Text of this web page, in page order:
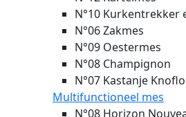
N°10 Kurkentrekker
N°06 Zakmes
N°09 Oestermes
N°08 Champignon
N°07 Kastanje
Multifunctioneel mes
N°08 Horizon